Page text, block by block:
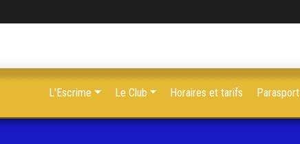
L'Escrime Le Club Horaires et tarifs Parasport